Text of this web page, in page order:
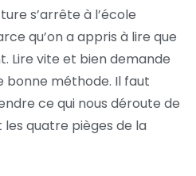
s’arrête à l’école
qu’on a appris à lire que
Lire vite et bien demande
bonne méthode. Il faut
ce qui nous déroute de
quatre pièges de la